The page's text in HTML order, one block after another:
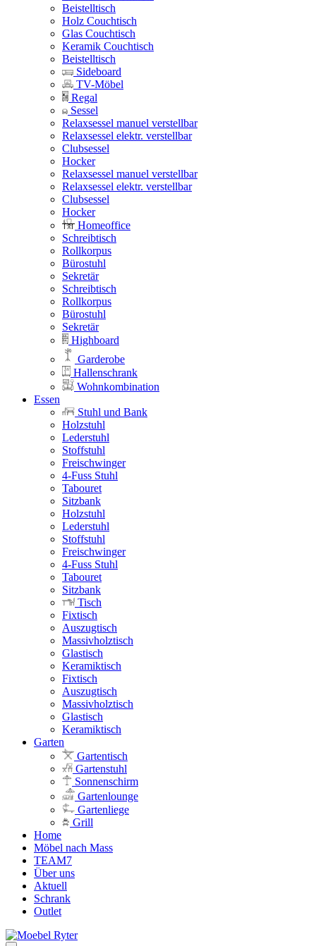
Beistelltisch
Holz Couchtisch
Glas Couchtisch
Keramik Couchtisch
Beistelltisch
Sideboard
TV-Möbel
Regal
Sessel
Relaxsessel manuel verstellbar
Relaxsessel elektr. verstellbar
Clubsessel
Hocker
Relaxsessel manuel verstellbar
Relaxsessel elektr. verstellbar
Clubsessel
Hocker
Homeoffice
Schreibtisch
Rollkorpus
Bürostuhl
Sekretär
Schreibtisch
Rollkorpus
Bürostuhl
Sekretär
Highboard
Garderobe
Hallenschrank
Wohnkombination
Essen
Stuhl und Bank
Holzstuhl
Lederstuhl
Stoffstuhl
Freischwinger
4-Fuss Stuhl
Tabouret
Sitzbank
Holzstuhl
Lederstuhl
Stoffstuhl
Freischwinger
4-Fuss Stuhl
Tabouret
Sitzbank
Tisch
Fixtisch
Auszugtisch
Massivholztisch
Glastisch
Keramiktisch
Fixtisch
Auszugtisch
Massivholztisch
Glastisch
Keramiktisch
Garten
Gartentisch
Gartenstuhl
Sonnenschirm
Gartenlounge
Gartenliege
Grill
Home
Möbel nach Mass
TEAM7
Über uns
Aktuell
Schrank
Outlet